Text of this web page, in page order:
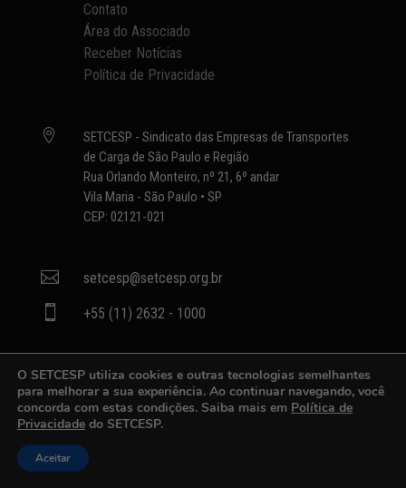
Contato
Área do Associado
Receber Notícias
Política de Privacidade

SETCESP - Sindicato das Empresas de Transportes
de Carga de São Paulo e Região
Rua Orlando Monteiro, nº 21, 6º andar
Vila Maria - São Paulo • SP
CEP: 02121-021
 setcesp@setcesp.org.br
 +55 (11) 2632 - 1000
O SETCESP utiliza cookies e outras tecnologias semelhantes
para melhorar a sua experiência. Ao continuar navegando, você
concorda com estas condições. Saiba mais em Política de
Privacidade do SETCESP.
Aceitar